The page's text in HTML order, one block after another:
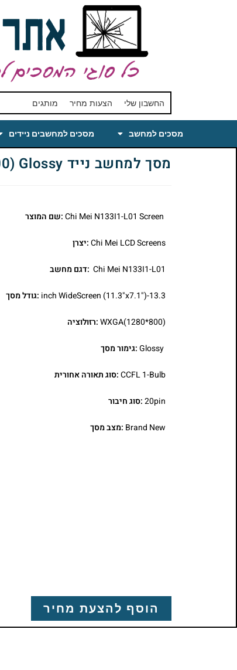
החשבון שלי הצעות מחיר מותגים
מסכים למחשב מסכים למחשבים ניידים
מסך למחשב נייד Chi Mei N133I1-L01 Laptop LCD Screen 13.3 WXGA(1280×800) Glossy
:שם המוצר
Chi Mei LCD Screens:יצרן
Chi Mei N133I1-L01 :דגם מחשב
13.3-inch WideScreen (11.3"x7.1") :גודל מסך
WXGA(1280*800):רזולוציה
Glossy:גימור מסך
CCFL 1-Bulb:סוג תאורה אחורית
20pin:סוג חיבור
Brand New :מצב מסך
הוסף להצעת מחיר